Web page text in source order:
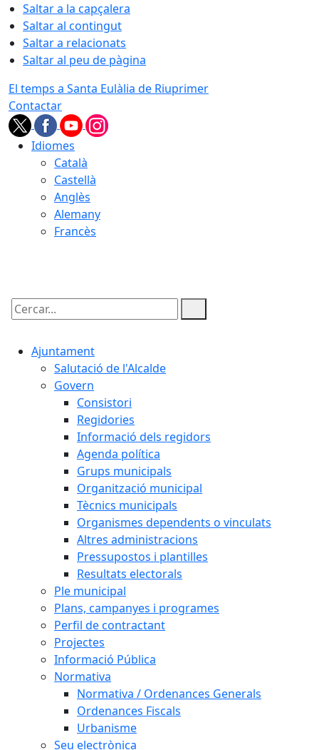
Saltar a la capçalera
Saltar al contingut
Saltar a relacionats
Saltar al peu de pàgina
El temps a Santa Eulàlia de Riuprimer
Contactar
Idiomes
Català
Castellà
Anglès
Alemany
Francès
Cercar:
Ajuntament
Salutació de l'Alcalde
Govern
Consistori
Regidories
Informació dels regidors
Agenda política
Grups municipals
Organització municipal
Tècnics municipals
Organismes dependents o vinculats
Altres administracions
Pressupostos i plantilles
Resultats electorals
Ple municipal
Plans, campanyes i programes
Perfil de contractant
Projectes
Informació Pública
Normativa
Normativa / Ordenances Generals
Ordenances Fiscals
Urbanisme
Seu electrònica